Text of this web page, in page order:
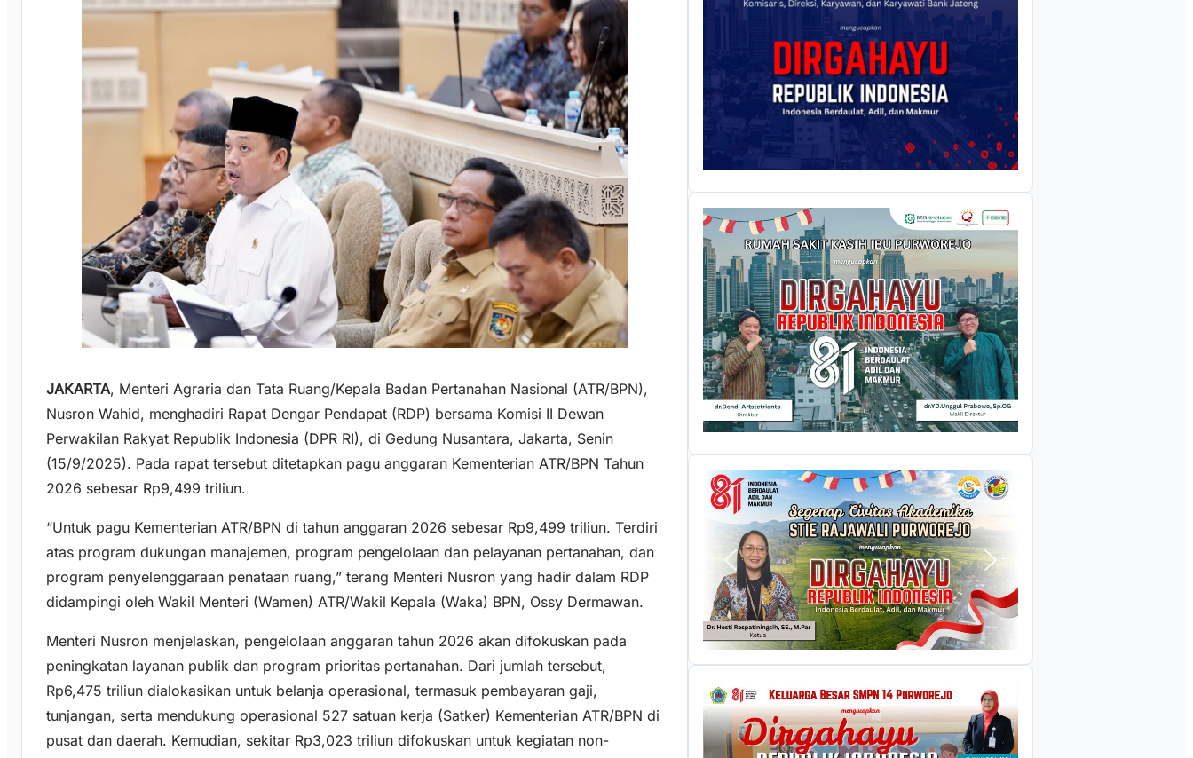
JAKARTA, Menteri Agraria dan Tata Ruang/Kepala Badan Pertanahan Nasional (ATR/BPN),
Nusron Wahid, menghadiri Rapat Dengar Pendapat (RDP) bersama Komisi II Dewan
Perwakilan Rakyat Republik Indonesia (DPR RI), di Gedung Nusantara, Jakarta, Senin
(15/9/2025). Pada rapat tersebut ditetapkan pagu anggaran Kementerian ATR/BPN Tahun
2026 sebesar Rp9,499 triliun.
“Untuk pagu Kementerian ATR/BPN di tahun anggaran 2026 sebesar Rp9,499 triliun. Terdiri
atas program dukungan manajemen, program pengelolaan dan pelayanan pertanahan, dan
program penyelenggaraan penataan ruang,” terang Menteri Nusron yang hadir dalam RDP
didampingi oleh Wakil Menteri (Wamen) ATR/Wakil Kepala (Waka) BPN, Ossy Dermawan.
Menteri Nusron menjelaskan, pengelolaan anggaran tahun 2026 akan difokuskan pada
peningkatan layanan publik dan program prioritas pertanahan. Dari jumlah tersebut,
Rp6,475 triliun dialokasikan untuk belanja operasional, termasuk pembayaran gaji,
tunjangan, serta mendukung operasional 527 satuan kerja (Satker) Kementerian ATR/BPN di
pusat dan daerah. Kemudian, sekitar Rp3,023 triliun difokuskan untuk kegiatan non-